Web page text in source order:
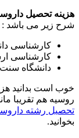
هزینه تحصیل
شرح زیر می باشد :
کارشناسی دانشگاه
کارشناسی ارشد
دانشگاه سنت لوئیس :
خوب است بدانید
روسیه هم تقریبا
تحصیل رشته
بخوانید.